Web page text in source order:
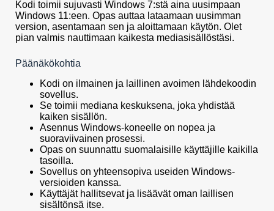
Kodi toimii sujuvasti Windows 7:stä aina uusimpaan
Windows 11:een. Opas auttaa lataamaan uusimman
version, asentamaan sen ja aloittamaan käytön. Olet
pian valmis nauttimaan kaikesta mediasisällöstäsi.
Päänäkökohtia
Kodi on ilmainen ja laillinen avoimen lähdekoodin
sovellus.
Se toimii mediana keskuksena, joka yhdistää
kaiken sisällön.
Asennus Windows-koneelle on nopea ja
suoraviivainen prosessi.
Opas on suunnattu suomalaisille käyttäjille kaikilla
tasoilla.
Sovellus on yhteensopiva useiden Windows-
versioiden kanssa.
Käyttäjät hallitsevat ja lisäävät oman laillisen
sisältönsä itse.